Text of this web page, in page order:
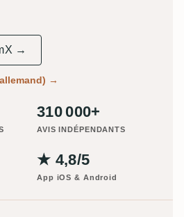
→
→
310 000+
AVIS INDÉPENDANTS
★ 4,8/5
App iOS & Android